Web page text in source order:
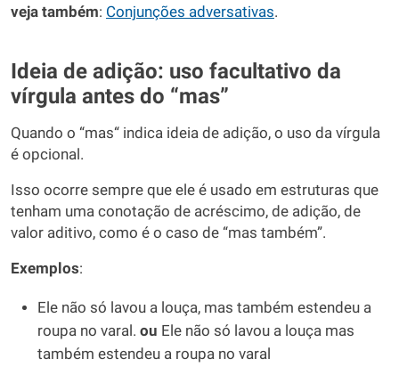
veja também: Conjunções adversativas.
Ideia de adição: uso facultativo da
vírgula antes do “mas”
Quando o “mas“ indica ideia de adição, o uso da vírgula
é opcional.
Isso ocorre sempre que ele é usado em estruturas que
tenham uma conotação de acréscimo, de adição, de
valor aditivo, como é o caso de “mas também”.
Exemplos:
Ele não só lavou a louça, mas também estendeu a
roupa no varal. ou Ele não só lavou a louça mas
também estendeu a roupa no varal